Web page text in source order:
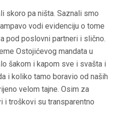
skoro pa ništa. Saznali smo
vodi evidenciju o tome
pod poslovni partneri i slično.
Ostojićevog mandata u
šakom i kapom sve i svašta i
i koliko tamo boravio od naših
velom tajne. Osim za
i troškovi su transparentno